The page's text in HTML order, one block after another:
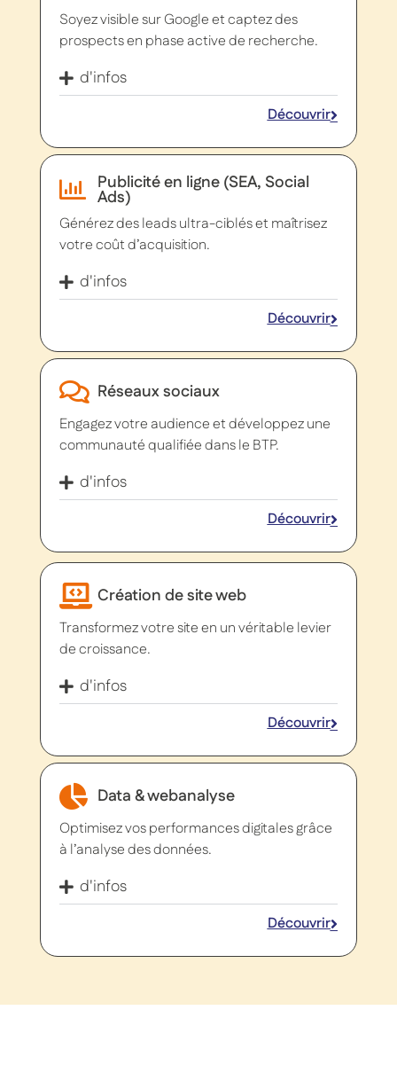
Soyez visible sur Google et captez des
prospects en phase active de recherche.
d'infos
Découvrir
Publicité en ligne (SEA, Social
Ads)
Générez des leads ultra-ciblés et maîtrisez
votre coût d’acquisition.
d'infos
Découvrir
Réseaux sociaux
Engagez votre audience et développez une
communauté qualifiée dans le BTP.
d'infos
Découvrir
Création de site web
Transformez votre site en un véritable levier
de croissance.
d'infos
Découvrir
Data & webanalyse
Optimisez vos performances digitales grâce
à l’analyse des données.
d'infos
Découvrir